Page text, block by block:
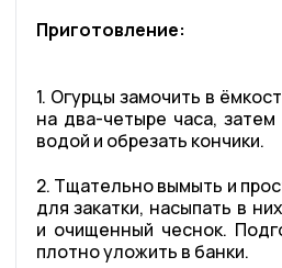
Приготовление:
1. Огурцы замочить в
на два-четыре часа,
водой и обрезать кончики.
2. Тщательно вымыть и
для закатки, насыпать в
и очищенный чеснок.
плотно уложить в банки.